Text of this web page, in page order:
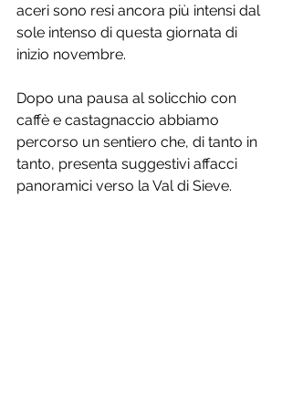
aceri sono resi ancora più intensi dal
sole intenso di questa giornata di
inizio novembre.
Dopo una pausa al solicchio con
caffè e castagnaccio abbiamo
percorso un sentiero che, di tanto in
tanto, presenta suggestivi affacci
panoramici verso la Val di Sieve.